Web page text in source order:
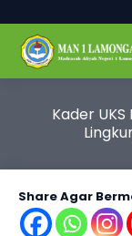
Kader
Share Agar